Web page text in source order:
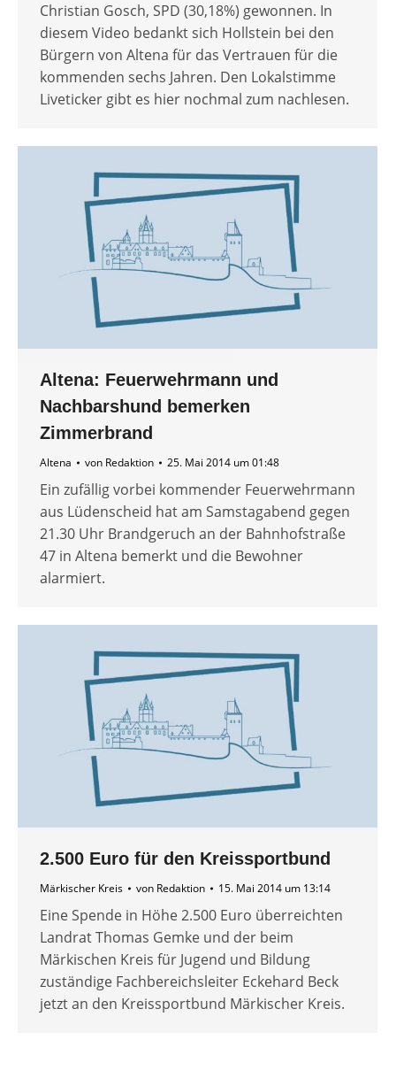
Christian Gosch, SPD (30,18%) gewonnen. In
diesem Video bedankt sich Hollstein bei den
Bürgern von Altena für das Vertrauen für die
kommenden sechs Jahren. Den Lokalstimme
Liveticker gibt es hier nochmal zum nachlesen.
Altena: Feuerwehrmann und
Nachbarshund bemerken
Zimmerbrand
Altena von Redaktion 25. Mai 2014 um 01:48
Ein zufällig vorbei kommender Feuerwehrmann
aus Lüdenscheid hat am Samstagabend gegen
21.30 Uhr Brandgeruch an der Bahnhofstraße
47 in Altena bemerkt und die Bewohner
alarmiert.
2.500 Euro für den Kreissportbund
Märkischer Kreis von Redaktion 15. Mai 2014 um 13:14
Eine Spende in Höhe 2.500 Euro überreichten
Landrat Thomas Gemke und der beim
Märkischen Kreis für Jugend und Bildung
zuständige Fachbereichsleiter Eckehard Beck
jetzt an den Kreissportbund Märkischer Kreis.